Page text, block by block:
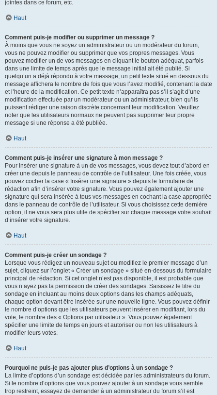
jointes dans ce forum, etc.
Haut
Comment puis-je modifier ou supprimer un message ?
À moins que vous ne soyez un administrateur ou un modérateur du forum,
vous ne pouvez modifier ou supprimer que vos propres messages. Vous
pouvez modifier un de vos messages en cliquant le bouton adéquat, parfois
dans une limite de temps après que le message initial ait été publié. Si
quelqu’un a déjà répondu à votre message, un petit texte situé en dessous du
message affichera le nombre de fois que vous l’avez modifié, contenant la date
et l’heure de la modification. Ce petit texte n’apparaîtra pas s’il s’agit d’une
modification effectuée par un modérateur ou un administrateur, bien qu’ils
puissent rédiger une raison discrète concernant leur modification. Veuillez
noter que les utilisateurs normaux ne peuvent pas supprimer leur propre
message si une réponse a été publiée.
Haut
Comment puis-je insérer une signature à mon message ?
Pour insérer une signature à un de vos messages, vous devez tout d’abord en
créer une depuis le panneau de contrôle de l’utilisateur. Une fois créée, vous
pouvez cocher la case « Insérer une signature » depuis le formulaire de
rédaction afin d’insérer votre signature. Vous pouvez également ajouter une
signature qui sera insérée à tous vos messages en cochant la case appropriée
dans le panneau de contrôle de l’utilisateur. Si vous choisissez cette dernière
option, il ne vous sera plus utile de spécifier sur chaque message votre souhait
d’insérer votre signature.
Haut
Comment puis-je créer un sondage ?
Lorsque vous rédigez un nouveau sujet ou modifiez le premier message d’un
sujet, cliquez sur l’onglet « Créer un sondage » situé en-dessous du formulaire
principal de rédaction. Si cet onglet n’est pas disponible, il est probable que
vous n’ayez pas la permission de créer des sondages. Saisissez le titre du
sondage en incluant au moins deux options dans les champs adéquats,
chaque option devant être insérée sur une nouvelle ligne. Vous pouvez définir
le nombre d’options que les utilisateurs peuvent insérer en modifiant, lors du
vote, le nombre des « Options par utilisateur ». Vous pouvez également
spécifier une limite de temps en jours et autoriser ou non les utilisateurs à
modifier leurs votes.
Haut
Pourquoi ne puis-je pas ajouter plus d’options à un sondage ?
La limite d’options d’un sondage est décidée par les administrateurs du forum.
Si le nombre d’options que vous pouvez ajouter à un sondage vous semble
trop restreint, essayez de demander à un administrateur du forum s’il est